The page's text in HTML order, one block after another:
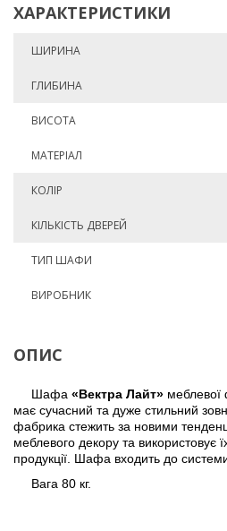
ХАРАКТЕРИСТИКИ
ШИРИНА
ГЛИБИНА
ВИСОТА
МАТЕРІАЛ
КОЛІР
КІЛЬКІСТЬ ДВЕРЕЙ
ТИП ШАФИ
ВИРОБНИК
ОПИС
Шафа «Вектра Лайт»меблевої
має сучасний та дуже стильний
фабрика стежить за новими
меблевого декору та використовує
продукції. Шафа входить до
Вага 80 кг.